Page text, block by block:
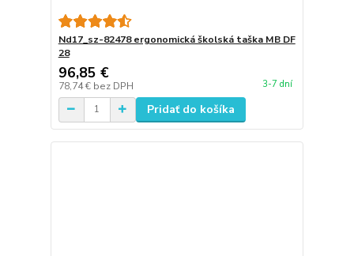
Nd17_sz-82478 ergonomická školská taška MB DF
28
96,85 €
78,74 € bez DPH 3-7 dní
Pridať do košíka